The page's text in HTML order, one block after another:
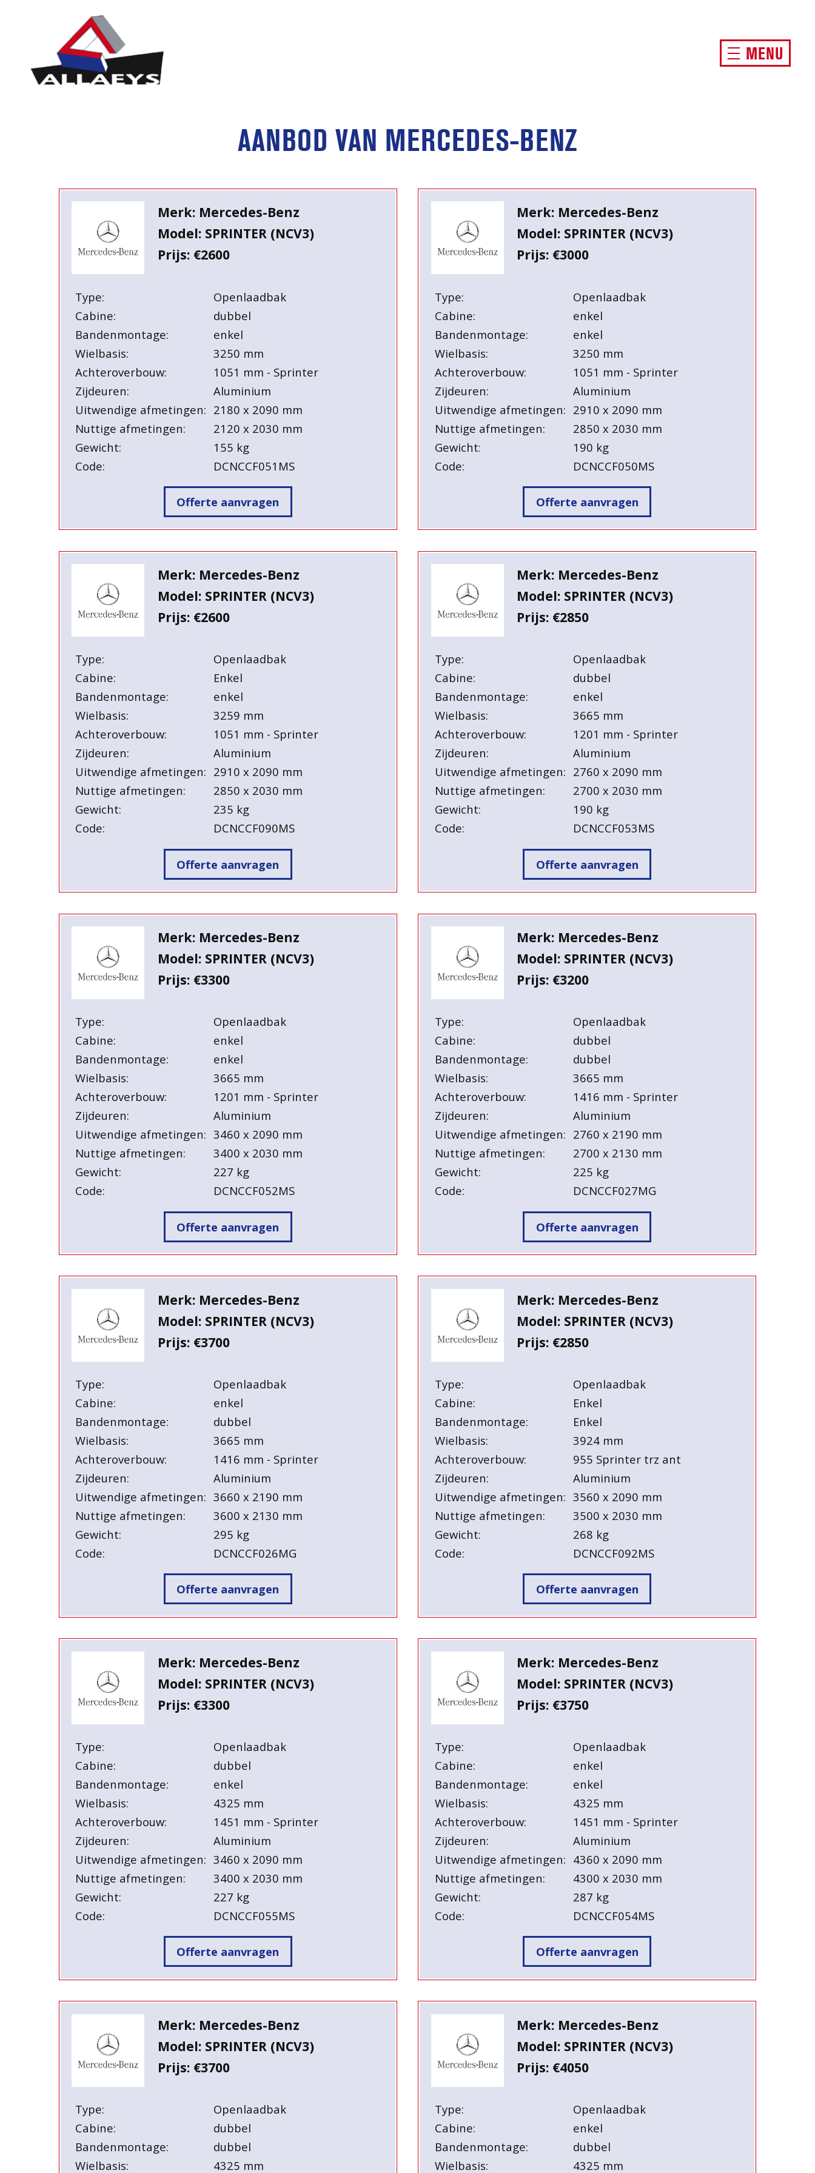
MENU
AANBOD VAN MERCEDES-BENZ
Merk: Mercedes-Benz
Model: SPRINTER (NCV3)
Prijs: €2600
Type:
Openlaadbak
Cabine:
dubbel
Bandenmontage:
enkel
Wielbasis:
3250 mm
Achteroverbouw:
1051 mm - Sprinter
Zijdeuren:
Aluminium
Uitwendige afmetingen: 2180 x 2090 mm
Nuttige afmetingen:
2120 x 2030 mm
Gewicht:
155 kg
Code:
DCNCCF051MS
Offerte aanvragen
Merk: Mercedes-Benz
Model: SPRINTER (NCV3)
Prijs: €3000
Type:
Openlaadbak
Cabine:
enkel
Bandenmontage:
enkel
Wielbasis:
3250 mm
Achteroverbouw:
1051 mm - Sprinter
Zijdeuren:
Aluminium
Uitwendige afmetingen: 2910 x 2090 mm
Nuttige afmetingen:
2850 x 2030 mm
Gewicht:
190 kg
Code:
DCNCCF050MS
Offerte aanvragen
Merk: Mercedes-Benz
Model: SPRINTER (NCV3)
Prijs: €2600
Type:
Openlaadbak
Cabine:
Enkel
Bandenmontage:
enkel
Wielbasis:
3259 mm
Achteroverbouw:
1051 mm - Sprinter
Zijdeuren:
Aluminium
Uitwendige afmetingen: 2910 x 2090 mm
Nuttige afmetingen:
2850 x 2030 mm
Gewicht:
235 kg
Code:
DCNCCF090MS
Offerte aanvragen
Merk: Mercedes-Benz
Model: SPRINTER (NCV3)
Prijs: €2850
Type:
Openlaadbak
Cabine:
dubbel
Bandenmontage:
enkel
Wielbasis:
3665 mm
Achteroverbouw:
1201 mm - Sprinter
Zijdeuren:
Aluminium
Uitwendige afmetingen: 2760 x 2090 mm
Nuttige afmetingen:
2700 x 2030 mm
Gewicht:
190 kg
Code:
DCNCCF053MS
Offerte aanvragen
Merk: Mercedes-Benz
Model: SPRINTER (NCV3)
Prijs: €3300
Type:
Openlaadbak
Cabine:
enkel
Bandenmontage:
enkel
Wielbasis:
3665 mm
Achteroverbouw:
1201 mm - Sprinter
Zijdeuren:
Aluminium
Uitwendige afmetingen: 3460 x 2090 mm
Nuttige afmetingen:
3400 x 2030 mm
Gewicht:
227 kg
Code:
DCNCCF052MS
Offerte aanvragen
Merk: Mercedes-Benz
Model: SPRINTER (NCV3)
Prijs: €3200
Type:
Openlaadbak
Cabine:
dubbel
Bandenmontage:
dubbel
Wielbasis:
3665 mm
Achteroverbouw:
1416 mm - Sprinter
Zijdeuren:
Aluminium
Uitwendige afmetingen: 2760 x 2190 mm
Nuttige afmetingen:
2700 x 2130 mm
Gewicht:
225 kg
Code:
DCNCCF027MG
Offerte aanvragen
Merk: Mercedes-Benz
Model: SPRINTER (NCV3)
Prijs: €3700
Type:
Openlaadbak
Cabine:
enkel
Bandenmontage:
dubbel
Wielbasis:
3665 mm
Achteroverbouw:
1416 mm - Sprinter
Zijdeuren:
Aluminium
Uitwendige afmetingen: 3660 x 2190 mm
Nuttige afmetingen:
3600 x 2130 mm
Gewicht:
295 kg
Code:
DCNCCF026MG
Offerte aanvragen
Merk: Mercedes-Benz
Model: SPRINTER (NCV3)
Prijs: €2850
Type:
Openlaadbak
Cabine:
Enkel
Bandenmontage:
Enkel
Wielbasis:
3924 mm
Achteroverbouw:
955 Sprinter trz ant
Zijdeuren:
Aluminium
Uitwendige afmetingen: 3560 x 2090 mm
Nuttige afmetingen:
3500 x 2030 mm
Gewicht:
268 kg
Code:
DCNCCF092MS
Offerte aanvragen
Merk: Mercedes-Benz
Model: SPRINTER (NCV3)
Prijs: €3300
Type:
Openlaadbak
Cabine:
dubbel
Bandenmontage:
enkel
Wielbasis:
4325 mm
Achteroverbouw:
1451 mm - Sprinter
Zijdeuren:
Aluminium
Uitwendige afmetingen: 3460 x 2090 mm
Nuttige afmetingen:
3400 x 2030 mm
Gewicht:
227 kg
Code:
DCNCCF055MS
Offerte aanvragen
Merk: Mercedes-Benz
Model: SPRINTER (NCV3)
Prijs: €3750
Type:
Openlaadbak
Cabine:
enkel
Bandenmontage:
enkel
Wielbasis:
4325 mm
Achteroverbouw:
1451 mm - Sprinter
Zijdeuren:
Aluminium
Uitwendige afmetingen: 4360 x 2090 mm
Nuttige afmetingen:
4300 x 2030 mm
Gewicht:
287 kg
Code:
DCNCCF054MS
Offerte aanvragen
Merk: Mercedes-Benz
Model: SPRINTER (NCV3)
Prijs: €3700
Type:
Openlaadbak
Cabine:
dubbel
Bandenmontage:
dubbel
Wielbasis:
4325 mm
Merk: Mercedes-Benz
Model: SPRINTER (NCV3)
Prijs: €4050
Type:
Openlaadbak
Cabine:
enkel
Bandenmontage:
dubbel
Wielbasis:
4325 mm